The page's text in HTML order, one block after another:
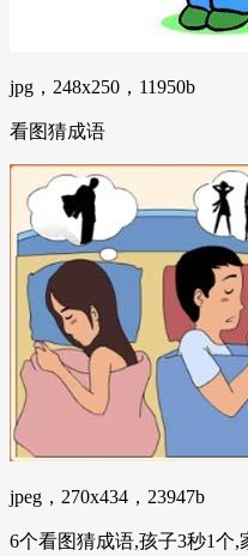
jpg，248x250，11950b
看图猜成语
jpeg，270x434，23947b
6个看图猜成语,孩子3秒1个